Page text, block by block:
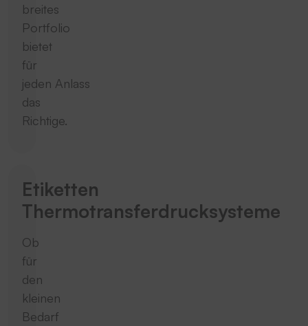
breites
Portfolio
bietet
für
jeden Anlass
das
Richtige.
Etiketten
Thermotransferdrucksysteme
Ob
für
den
kleinen
Bedarf